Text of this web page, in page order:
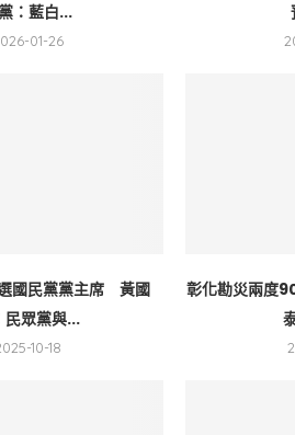
：藍白...
01-26
國民黨黨主席 黃國
民眾黨與...
10-18
彰化勘災兩度